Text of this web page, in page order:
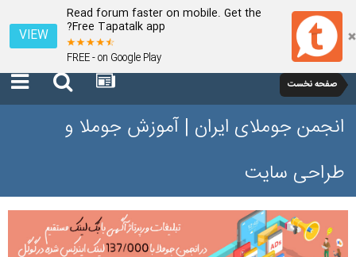
Read forum faster on mobile. Get the
Free Tapatalk app?
FREE - on Google Play
VIEW
صفحه نخست
انجمن جوملای ایران | آموزش جوملا و
طراحی سایت